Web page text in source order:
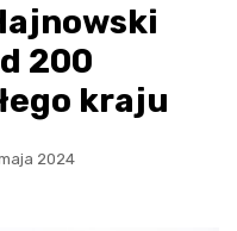
200
kraju
2024